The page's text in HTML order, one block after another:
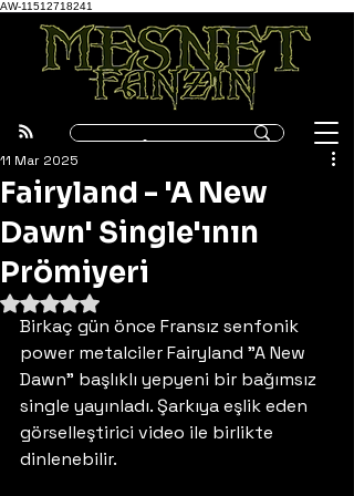
AW-11512718241
Fairyland - 'A New
Dawn' Single'ının
Prömiyeri
11 Mar 2025
5 üzerinden NaN yıldız
Birkaç gün önce Fransız senfonik
power metalciler Fairyland "A New
Dawn" başlıklı yepyeni bir bağımsız
single yayınladı. Şarkıya eşlik eden
görselleştirici video ile birlikte
dinlenebilir.